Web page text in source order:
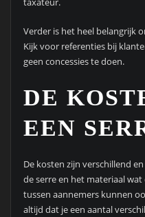
Verder is het heel belangrijk
Kijk voor referenties bij
geen concessies te doen.
DE
EEN
De kosten zijn verschillend
de serre en het materiaal
tussen aannemers kunnen
altijd dat je een aantal